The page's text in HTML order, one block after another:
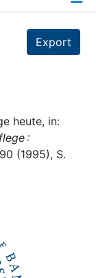
Export
heute, in:
:
(1995), S.